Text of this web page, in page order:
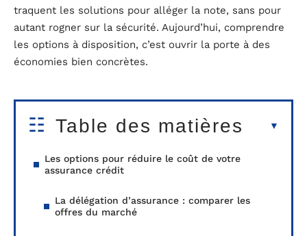
traquent les solutions pour alléger la note, sans pour
autant rogner sur la sécurité. Aujourd’hui, comprendre
les options à disposition, c’est ouvrir la porte à des
économies bien concrètes.
Table des matières
Les options pour réduire le coût de votre
assurance crédit
La délégation d’assurance : comparer les
offres du marché